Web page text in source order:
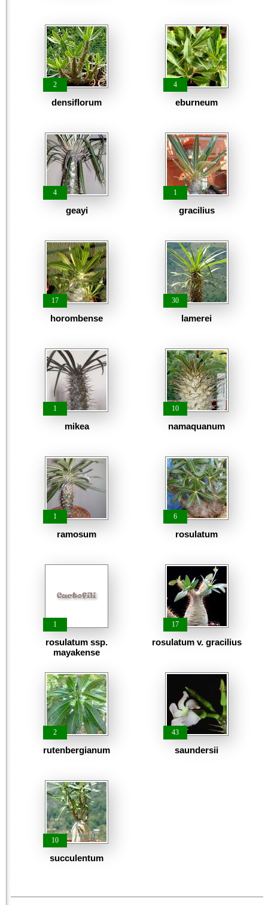
2
densiflorum
4
eburneum
4
geayi
1
gracilius
17
horombense
30
lamerei
1
mikea
10
namaquanum
1
ramosum
6
rosulatum
1
rosulatum ssp.
mayakense
17
rosulatum v. gracilius
2
rutenbergianum
43
saundersii
10
succulentum